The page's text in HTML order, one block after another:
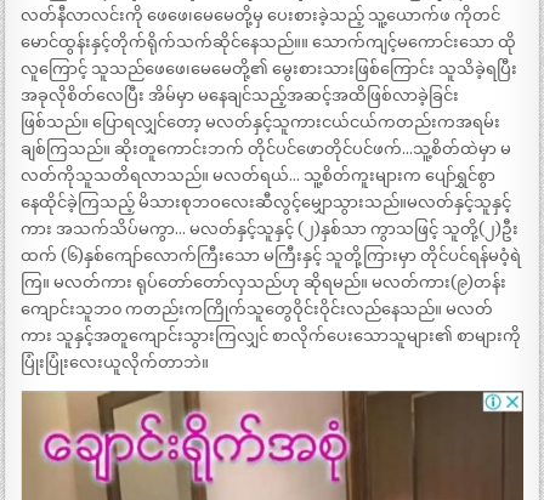
လတ်နီလာလင်းကို ဖေဖေ၊မေမေတို့မှ ပေးစားခဲ့သည့် သူ့ယောက်ဖ ကိုတင်
မောင်ထွန်းနှင့်တိုက်ရိုက်သက်ဆိုင်နေသည်။။ သောက်ကျင့်မကောင်းသော ထို
လူကြောင့် သူသည်ဖေဖေ၊မေမေတို့၏ မွေးစားသားဖြစ်ကြောင်း သူသိခဲ့ရပြီး
အခုလိုစိတ်လေပြီး အိမ်မှာ မနေချင်သည့်အဆင့်အထိဖြစ်လာခဲ့ခြင်း
ဖြစ်သည်။ ပြောရလျှင်တော့ မလတ်နှင့်သူကားငယ်ငယ်ကတည်းကအရမ်း
ချစ်ကြသည်။ ဆိုးတူကောင်းဘက် တိုင်ပင်ဖောတိုင်ပင်ဖက်…သူ့စိတ်ထဲမှာ မ
လတ်ကိုသူသတိရလာသည်။ မလတ်ရယ်… သူ့စိတ်ကူးများက ပျော်ရွှင်စွာ
နေထိုင်ခဲ့ကြသည့် မိသားစုဘဝလေးဆီလွင့်မျှောသွားသည်။မလတ်နှင့်သူနှင့်
ကား အသက်သိပ်မကွာ… မလတ်နှင့်သူနှင့် (၂)နှစ်သာ ကွာသဖြင့် သူတို့(၂)ဦး
ထက် (၆)နှစ်ကျော်လောက်ကြီးသော မကြီးနှင့် သူတို့ကြားမှာ တိုင်ပင်ရန်မဝံ့ရဲ
ကြ။ မလတ်ကား ရုပ်တော်တော်လှသည်ဟု ဆိုရမည်။ မလတ်ကား(၉)တန်း
ကျောင်းသူဘ၀ ကတည်းကကြိုက်သူတွေဝိုင်းဝိုင်းလည်နေသည်။ မလတ်
ကား သူနှင့်အတူကျောင်းသွားကြလျှင် စာလိုက်ပေးသောသူများ၏ စာများကို
ပြုံးပြုံးလေးယူလိုက်တာဘဲ။